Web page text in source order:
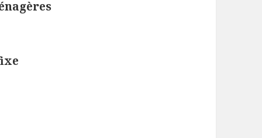
SUR LES BAUX COMMERCIAUX